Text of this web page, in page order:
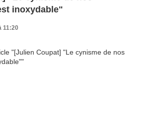
inoxydable"
11:20